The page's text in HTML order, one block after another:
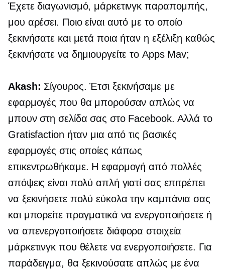
Έχετε διαγωνισμό, μάρκετινγκ παραπομπής,
μου αρέσει. Ποιο είναι αυτό με το οποίο
ξεκινήσατε και μετά ποια ήταν η εξέλιξη καθώς
ξεκινήσατε να δημιουργείτε το Apps Mav;
Akash: Σίγουρος. Έτσι ξεκινήσαμε με
εφαρμογές που θα μπορούσαν απλώς να
μπουν στη σελίδα σας στο Facebook. Αλλά το
Gratisfaction ήταν μια από τις βασικές
εφαρμογές στις οποίες κάπως
επικεντρωθήκαμε. Η εφαρμογή από πολλές
απόψεις είναι πολύ απλή γιατί σας επιτρέπει
να ξεκινήσετε πολύ εύκολα την καμπάνια σας
και μπορείτε πραγματικά να ενεργοποιήσετε ή
να απενεργοποιήσετε διάφορα στοιχεία
μάρκετινγκ που θέλετε να ενεργοποιήσετε. Για
παράδειγμα, θα ξεκινούσατε απλώς με ένα